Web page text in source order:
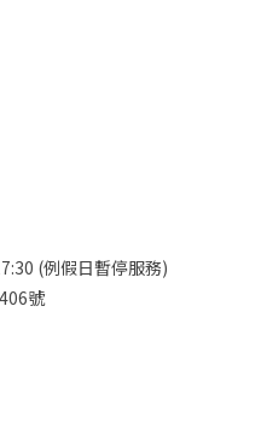
(例假日暫停服務)
號